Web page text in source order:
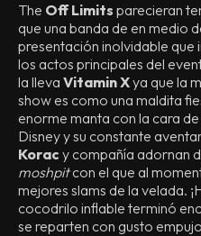
The Off Limits parecieran
que una banda de en medio
presentación inolvidable que
los actos principales del
la lleva Vitamin Xya que la
show es como una maldita
enorme manta con la cara
Disney y su constante
Koracy compañía adornan
moshpitcon el que al
mejores slams de la velada.
cocodrilo inflable terminó
se reparten con gusto